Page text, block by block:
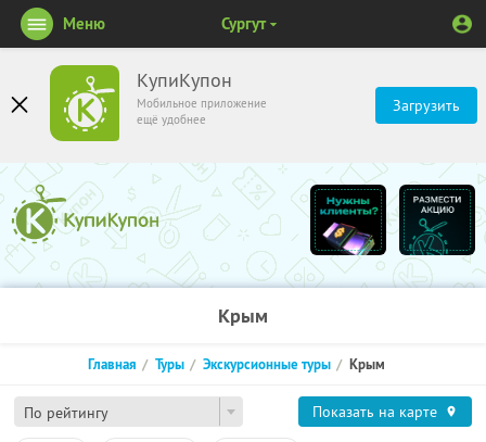
КупиКупон
Мобильное приложение
ещё удобнее
Загрузить
Меню Сургут
Крым
По рейтингу
Главная Туры Экскурсионные туры Крым
Показать на карте